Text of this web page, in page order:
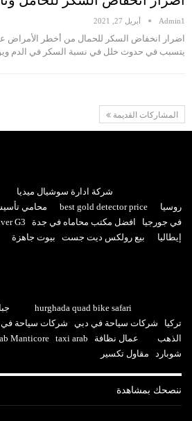
Admin1 أبريل 27, 2021
اضرار انخفاض السكر للحمال من أخطر الأمراض
يتسبب في حدوث خلل في نسبة السكر في الدم
المشاركات القديمة
شركة ادارة سوشيال ميديا
روسيا
best gold detector price محامي
في جورجيا
افضل مكتب محاماه في جدة G3
إيطاليا
بيع رولكس ديت جست بيوت جاهزة
hurghada quad bike safari
تركيا
شركات سياحة في دبي شركات سياحة في
الذهب
عمال نظافة Manticore taxi arab
شوبارد
مقاول تكسير
ننصحك بمشاهدة